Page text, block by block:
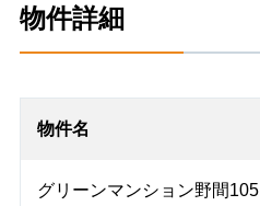
物件詳細
物件名
グリーンマンション野間105